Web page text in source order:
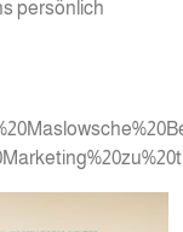
persönlich